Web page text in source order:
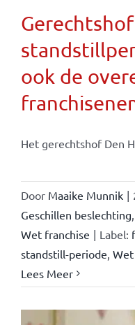
ook de
Het gerechtshof Den
Door Maaike Munnik |
Geschillen beslechting
Wet franchise | Label:
standstill-periode
Lees Meer